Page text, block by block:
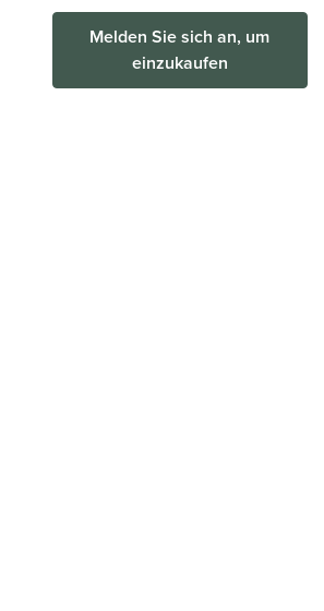
Melden Sie sich an, um
einzukaufen